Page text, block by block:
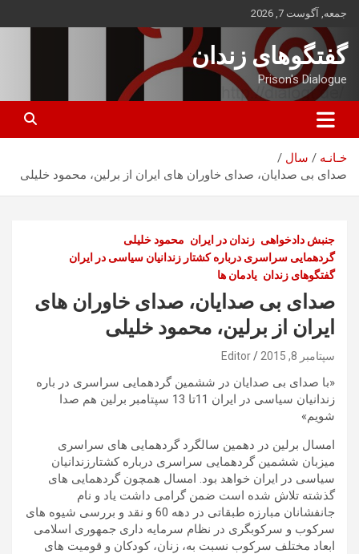
بروید
جمعه, آگوست 7, 2026
گفتگوهای زندان
Prison's Dialogue
خـانـه
سال
صدای بی صدایان، صدای خاوران های ایران از برلین، محمود خلیلی
جنبش دادخواهی زندان در ایران محمود خلیلی
گردهمایی سراسری درباره کشتار زندانیان سیاسی در ایران
گفتگوهای زندان یادمان ها
صدای بی صدایان، صدای خاوران های
ایران از برلین، محمود خلیلی
سپتامبر 8, 2015 Editor
«با صدای بی صدایان در ششمین گردهمایی سراسری در باره
زندانیان سیاسی در ایران 11تا 13 سپتامبر برلین هم صدا
شویم»
امسال برلین در دهمین سالگرد گردهمایی های سراسری
میزبان ششمین گردهمایی سراسری درباره کشتارزندانیان
سیاسی در ایران خواهد بود. امسال همچون گردهمایی های
گذشته تلاش شده است ضمن گرامی داشت یاد و نام
جانفشانان مبارزه طبقاتی در دهه 60 و نقد و بررسی شیوه های
سرکوب و سرکوبگری در نظام سرمایه داری جمهوری اسلامی
ابعاد مختلف سرکوب نسبت به، زنان، کودکان و قومیت های